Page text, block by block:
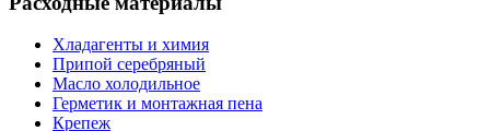
Хладагенты и химия
Припой серебряный
Масло холодильное
Герметик и монтажная пена
Крепеж